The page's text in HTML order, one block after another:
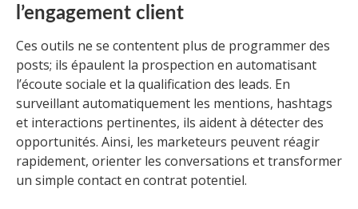
l’engagement client
Ces outils ne se contentent plus de programmer des
posts; ils épaulent la prospection en automatisant
l’écoute sociale et la qualification des leads. En
surveillant automatiquement les mentions, hashtags
et interactions pertinentes, ils aident à détecter des
opportunités. Ainsi, les marketeurs peuvent réagir
rapidement, orienter les conversations et transformer
un simple contact en contrat potentiel.